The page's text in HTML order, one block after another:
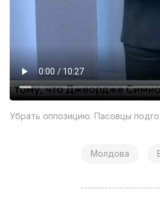
Убрать оппозицию. Пасовцы
Молдова